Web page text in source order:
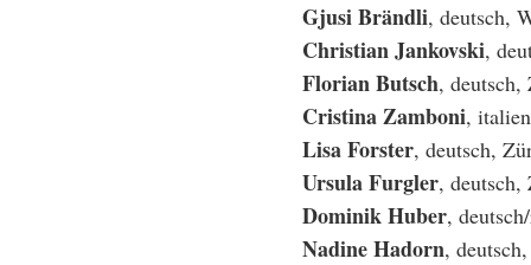
Gjusi Brändli, deutsch,
Christian Jankovski,
Florian Butsch, deutsch,
Cristina Zamboni,
Lisa Forster,
Ursula Furgler,
Dominik Huber,
Nadine Hadorn,